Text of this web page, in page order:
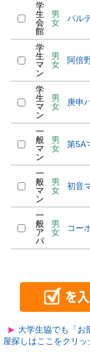
学
生
会
館
男
女
パル
学
生
マ
ン
男
女
阿倍
学
生
マ
ン
男
女
庚申
一
般
マ
ン
男
女
第5A
一
般
マ
ン
男
女
初音
一
般
ア
パ
男
女
コー
大学生協でも「お
屋探しはここをクリッ